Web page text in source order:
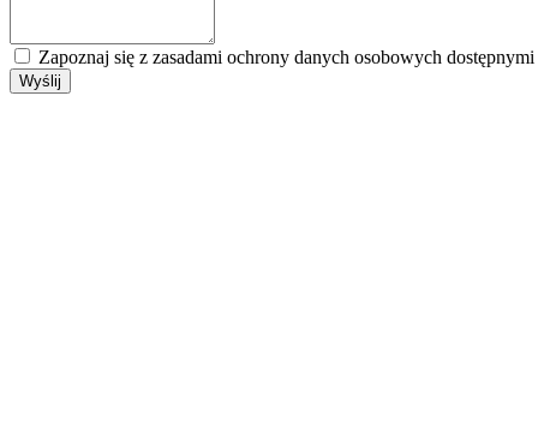
Zapoznaj się z zasadami ochrony danych osobowych
Wyślij